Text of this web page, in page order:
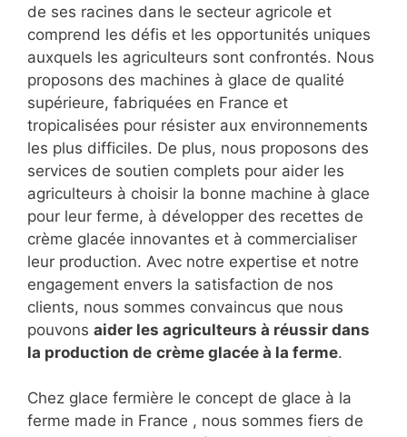
de ses racines dans le secteur agricole et
comprend les défis et les opportunités uniques
auxquels les agriculteurs sont confrontés. Nous
proposons des machines à glace de qualité
supérieure, fabriquées en France et
tropicalisées pour résister aux environnements
les plus difficiles. De plus, nous proposons des
services de soutien complets pour aider les
agriculteurs à choisir la bonne machine à glace
pour leur ferme, à développer des recettes de
crème glacée innovantes et à commercialiser
leur production. Avec notre expertise et notre
engagement envers la satisfaction de nos
clients, nous sommes convaincus que nous
pouvons aider les agriculteurs à réussir dans
la production de crème glacée à la ferme.
Chez glace fermière le concept de glace à la
ferme made in France , nous sommes fiers de